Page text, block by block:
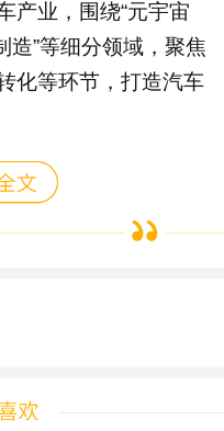
产业，围绕“元宇宙
造”等细分领域，聚焦
化等环节，打造汽车